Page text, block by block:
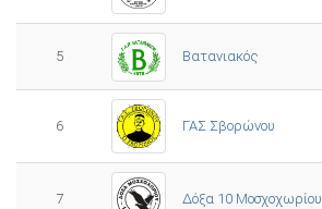
5 Βατανιακός
6 ΓΑΣ Σβορώνου
7 Δόξα 10 Μοσχοχωρίου